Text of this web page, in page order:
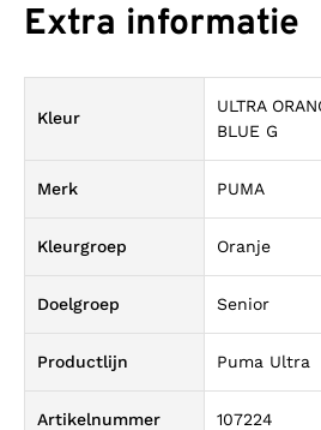
Extra informatie
Kleur
ULTRA
BLUE G
Merk PUMA
Kleurgroep Oranje
Doelgroep Senior
Productlijn Puma Ultra
Artikelnummer 107224